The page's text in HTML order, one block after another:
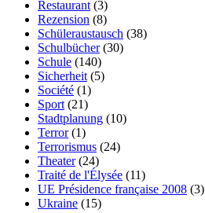
Restaurant (3)
Rezension (8)
Schüleraustausch (38)
Schulbücher(30)
Schule (140)
Sicherheit (5)
Société (1)
Sport (21)
Stadtplanung (10)
Terror(1)
Terrorismus (24)
Theater(24)
Traité de l'Élysée (11)
UE Présidence française 2008 (3)
Ukraine (15)